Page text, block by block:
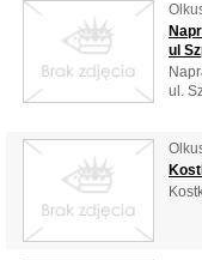
ul
ul.